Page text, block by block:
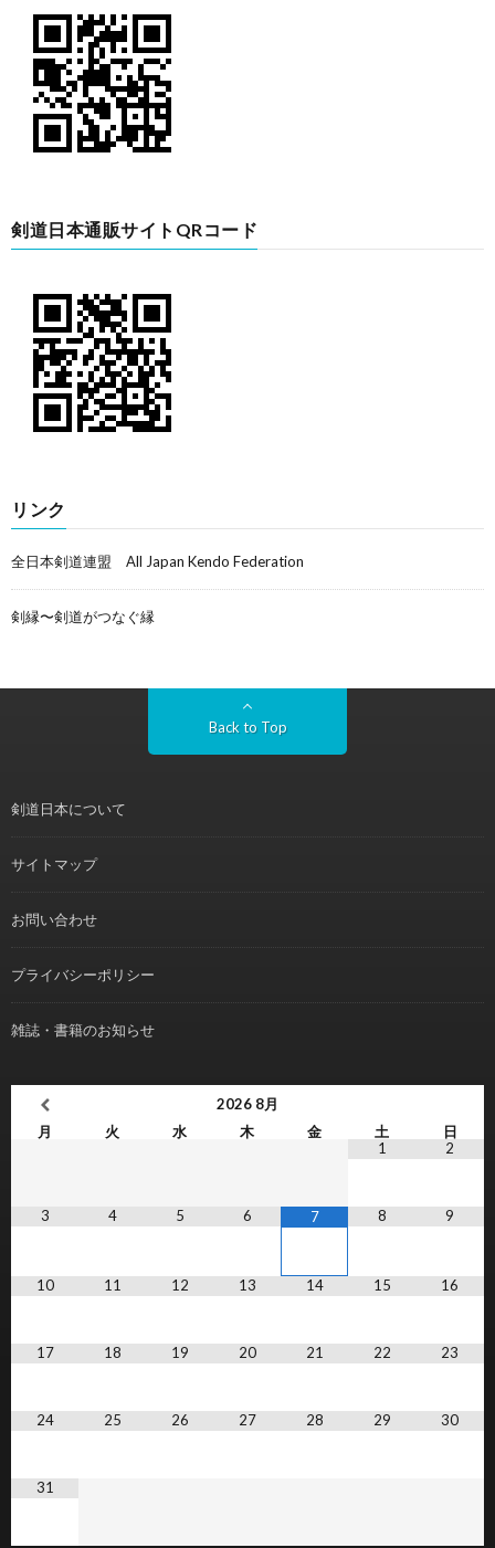
剣道日本通販サイトQRコード
リンク
全日本剣道連盟 All Japan Kendo Federation
剣縁〜剣道がつなぐ縁
Back to Top
剣道日本について
サイトマップ
お問い合わせ
プライバシーポリシー
雑誌・書籍のお知らせ
2026 8月
月
火 水 木 金 土
日
1
2
3 4 5 6 7 8 9
10 11 12 13 14 15 16
17 18 19 20 21 22 23
24 25 26 27 28 29 30
31